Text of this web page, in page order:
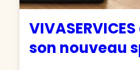
son nouveau